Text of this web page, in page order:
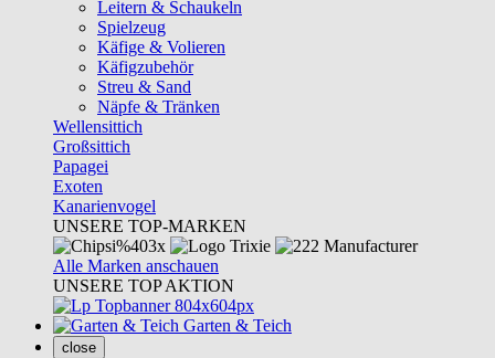
Leitern & Schaukeln
Spielzeug
Käfige & Volieren
Käfigzubehör
Streu & Sand
Näpfe & Tränken
Wellensittich
Großsittich
Papagei
Exoten
Kanarienvogel
UNSERE TOP-MARKEN
Alle Marken anschauen
UNSERE TOP AKTION
Garten & Teich
close